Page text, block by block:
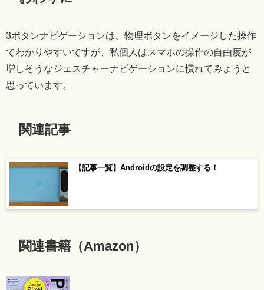
3ボタンナビゲーションは、物理ボタンをイメージした操作
でわかりやすいですが、私個人はスマホの操作の自由度が
増しそうなジェスチャーナビゲーションに慣れてみようと
思っています。
関連記事
【記事一覧】Androidの設定を調整する！
関連書籍（Amazon）